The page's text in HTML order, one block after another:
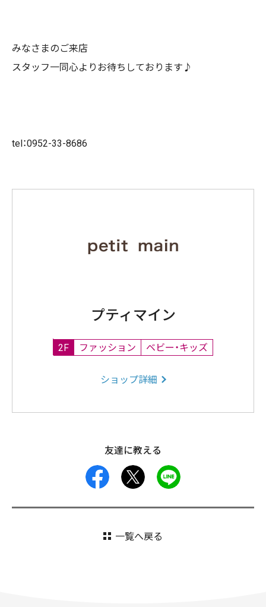
みなさまのご来店
スタッフ一同心よりお待ちしております♪
tel：0952-33-8686
プティマイン
2F ファッション ベビー・キッズ
ショップ詳細
友達に教える
facebook
一覧へ戻る